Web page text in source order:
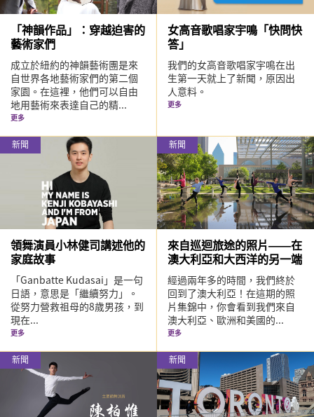
「神韻作品」：穿越迫害的
藝術家們
成立於紐約的神韻藝術團是來
自世界各地藝術家們的第二個
家園。在這裡，他們可以自由
地用藝術來表達自己的精...
更多
女高音歌唱家宇鳴「快問快
答」
我們的女高音歌唱家宇鳴在出
生第一天就上了新聞，原因出
人意料。
更多
新聞
領舞演員小林健司講述他的
家庭故事
「Ganbatte Kudasai」是一句
日語，意思是「繼續努力」。
從努力營救祖母的8歲男孩，到
現在...
更多
新聞
來自巡迴旅途的照片——在
澳大利亞和大西洋的另一端
經過兩年多的時間，我們終於
回到了澳大利亞！在這期的照
片集錦中，你會看到我們來自
澳大利亞、歐洲和美國的...
更多
新聞 新聞